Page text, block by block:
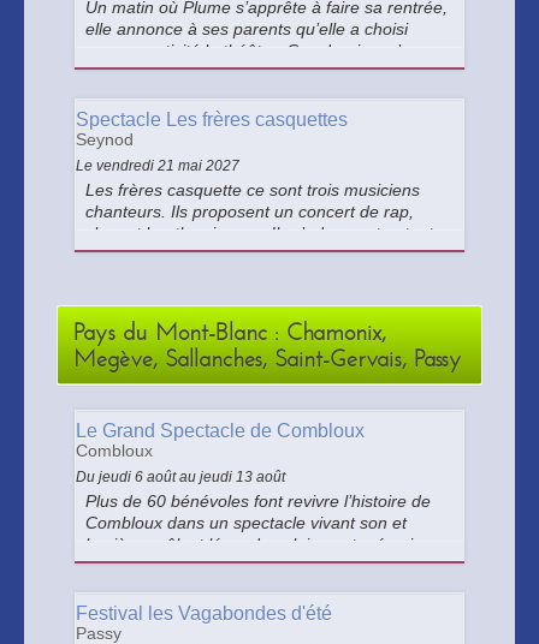
Un matin où Plume s’apprête à faire sa rentrée,
elle annonce à ses parents qu’elle a choisi
comme activité le théâtre. Ces derniers s’y
opposent fermement.
Spectacle Les frères casquettes
Seynod
Le vendredi 21 mai 2027
Les frères casquette ce sont trois musiciens
chanteurs. Ils proposent un concert de rap,
slam et beatbox joyeux. Ils s’adressent autant
aux enfants qu’aux adultes.
Pays du Mont-Blanc : Chamonix,
Megève, Sallanches, Saint-Gervais, Passy
Le Grand Spectacle de Combloux
Combloux
Du jeudi 6 août au jeudi 13 août
Plus de 60 bénévoles font revivre l’histoire de
Combloux dans un spectacle vivant son et
lumière, mêlant légendes alpines et mémoires
historiques. "Il s'appelait Ysangraz", le nouvel
à découvrir cet été !
Festival les Vagabondes d'été
Passy